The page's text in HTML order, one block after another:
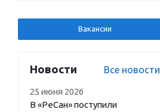
Вакансии
Новости Все новости
25 июня 2026
В «РеСан» поступили